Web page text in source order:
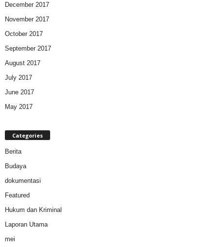
December 2017
November 2017
October 2017
September 2017
August 2017
July 2017
June 2017
May 2017
Categories
Berita
Budaya
dokumentasi
Featured
Hukum dan Kriminal
Laporan Utama
mei